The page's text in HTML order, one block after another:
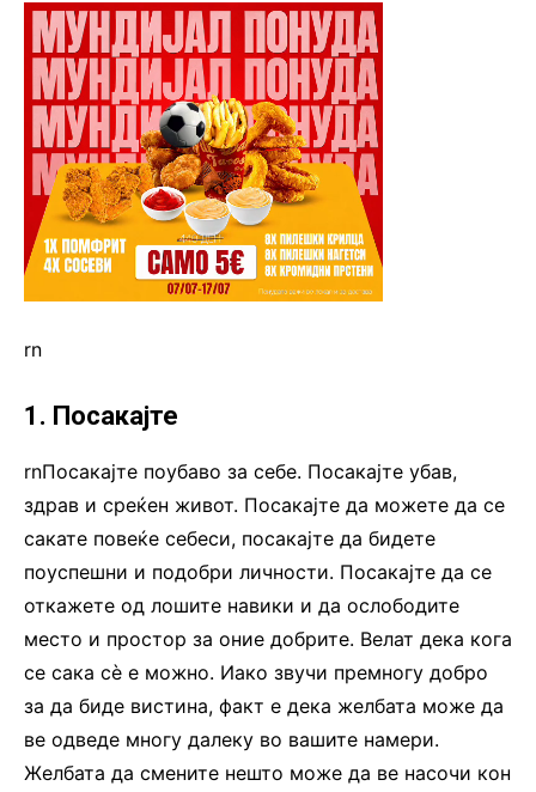
rn
1. Посакајте
rnПосакајте поубаво за себе. Посакајте убав,
здрав и среќен живот. Посакајте да можете да се
сакате повеќе себеси, посакајте да бидете
поуспешни и подобри личности. Посакајте да се
откажете од лошите навики и да ослободите
место и простор за оние добрите. Велат дека кога
се сака сѐ е можно. Иако звучи премногу добро
за да биде вистина, факт е дека желбата може да
ве одведе многу далеку во вашите намери.
Желбата да смените нешто може да ве насочи кон